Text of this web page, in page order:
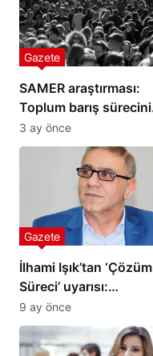
SAMER araştırması:
Toplum barış sürecini
reddetmiyor ama
güvenmiyor
Gazete
3 ay önce
İlhami Işık’tan ‘Çözüm
Süreci’ uyarısı:
Belirsizlik güveni
erozyona uğratıyor
Gazete
9 ay önce